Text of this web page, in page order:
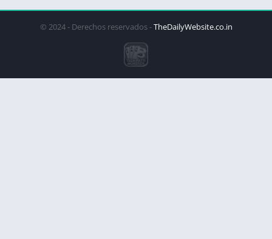
© 2024 - Derechos reservados -TheDailyWebsite.co.in